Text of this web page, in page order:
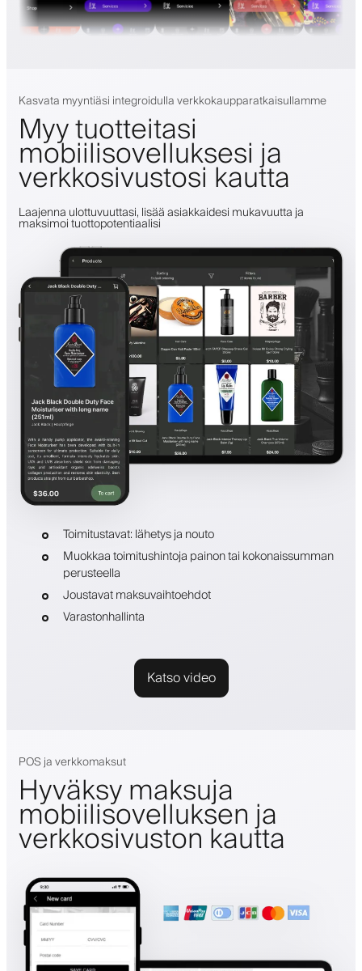
Kasvata myyntiäsi integroidulla verkkokaupparatkaisullamme
Myy tuotteitasi
mobiilisovelluksesi ja
verkkosivustosi kautta
Laajenna ulottuvuuttasi, lisää asiakkaidesi mukavuutta ja
maksimoi tuottopotentiaalisi
Toimitustavat: lähetys ja nouto
Muokkaa toimitushintoja painon tai kokonaissumman
perusteella
Joustavat maksuvaihtoehdot
Varastonhallinta
Katso video
POS ja verkkomaksut
Hyväksy maksuja
mobiilisovelluksen ja
verkkosivuston kautta